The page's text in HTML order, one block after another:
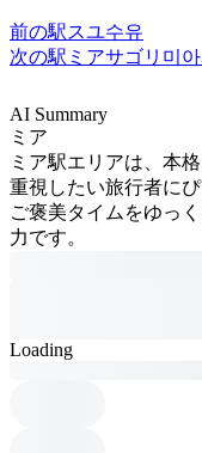
前の駅スユ수유
次の駅 ミアサゴリ 미
AI Summary
ミア
ミア駅エリアは、本
重視したい旅行者に
ご褒美タイムをゆっ
力です。
Loading